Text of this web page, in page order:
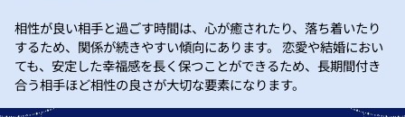
相性が良い相手と過ごす時間は、心が癒されたり、落ち着いたり
するため、関係が続きやすい傾向にあります。 恋愛や結婚におい
ても、安定した幸福感を長く保つことができるため、長期間付き
合う相手ほど相性の良さが大切な要素になります。